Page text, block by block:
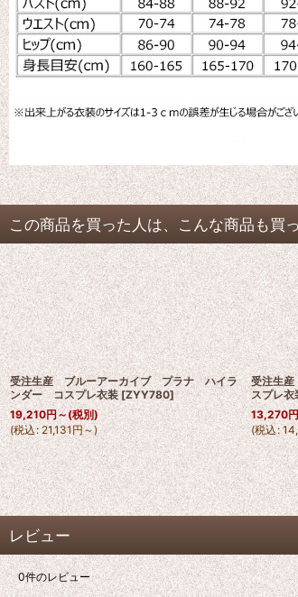
この商品を買った人は、こんな商品も買
受注生産 ブルーアーカイブ プラナ ハイラ
ンダー コスプレ衣装 [ZYY780]
19,210円～(税別)
(税込: 21,131円～)
受注生
スプレ衣
13,270円
(税込:
レビュー
0件のレビュー